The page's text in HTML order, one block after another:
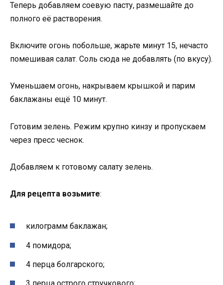
Теперь добавляем соевую пасту, размешайте до
полного её растворения.
Включите огонь побольше, жарьте минут 15, нечасто
помешивая салат. Соль сюда не добавлять (по вкусу).
Уменьшаем огонь, накрываем крышкой и парим
баклажаны ещё 10 минут.
Готовим зелень. Режим крупно кинзу и пропускаем
через пресс чеснок.
Добавляем к готовому салату зелень.
Для рецепта возьмите:
килограмм баклажан;
4 помидора;
4 перца болгарского;